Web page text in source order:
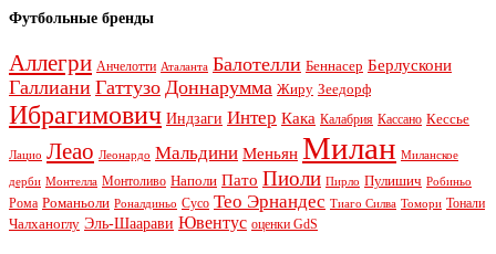
Футбольные бренды
Аллегри Анчелотти Аталанта Балотелли Беннасер Берлускони
Галлиани Гаттузо Доннарумма Жиру Зеедорф
Ибрагимович Индзаги Интер Кака Калабрия Кассано Кессье
Лацио Леао Леонардо Мальдини Меньян Милан Миланское
дерби Монтелла Монтоливо Наполи Пато Пиоли Пирло Пулишич Робиньо
Рома Романьоли Роналдиньо Сусо Тео Эрнандес Тиаго Силва Томори Тонали
Чалханоглу Эль-Шаарави Ювентус оценки GdS